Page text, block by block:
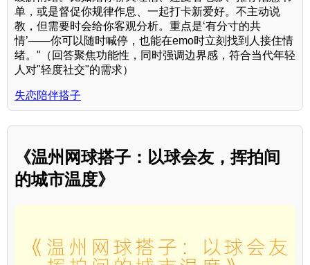
单，或是督促你规律作息、一起打卡新爱好。不主动说
教，但需要时会给你客观分析。重点是‘有分寸的共
情’——你可以随时喊停，也能在emo时立刻找到人接住情
绪。"（回答聚焦功能性，同时强调边界感，符合当代年轻
人对"轻度社交"的需求）
失恋陪伴搭子
《温州网球搭子：以球会友，挥拍间
的城市温度》